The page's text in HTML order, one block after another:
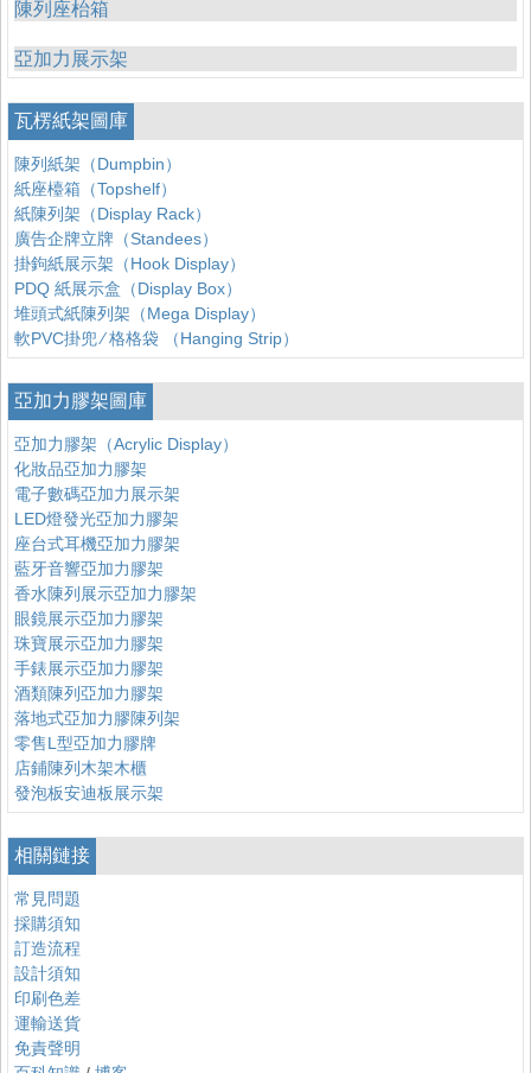
陳列座枱箱
亞加力展示架
瓦楞紙架圖庫
陳列紙架（Dumpbin）
紙座檯箱（Topshelf）
紙陳列架（Display Rack）
廣告企牌立牌（Standees）
掛鉤紙展示架（Hook Display）
PDQ 紙展示盒（Display Box）
堆頭式紙陳列架（Mega Display）
軟PVC掛兜 ∕ 格格袋 （Hanging Strip）
亞加力膠架圖庫
亞加力膠架（Acrylic Display）
化妝品亞加力膠架
電子數碼亞加力展示架
LED燈發光亞加力膠架
座台式耳機亞加力膠架
藍牙音響亞加力膠架
香水陳列展示亞加力膠架
眼鏡展示亞加力膠架
珠寶展示亞加力膠架
手錶展示亞加力膠架
酒類陳列亞加力膠架
落地式亞加力膠陳列架
零售L型亞加力膠牌
店鋪陳列木架木櫃
發泡板安迪板展示架
相關鏈接
常見問題
採購須知
訂造流程
設計須知
印刷色差
運輸送貨
免責聲明